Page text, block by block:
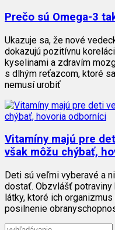
Prečo sú Omega-3
Ukazuje sa, že nové
dokazujú pozitívnu
kyselinami a zdravím
s dlhým reťazcom, ktoré
nemusí urobiť
Vitamíny majú pre
však môžu chýbať,
Deti sú veľmi vyberavé a
dostať. Obzvlášť potraviny
látky, ktoré ich
posilnenie